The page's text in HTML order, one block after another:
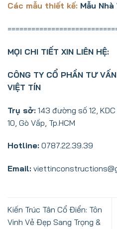
Các mẫu thiết kế: Mẫu
MỌI CHI TIẾT XIN LIÊN HỆ:
CÔNG TY CỔ PHẦN TƯ
VIỆT TÍN
Trụ sở: 143 đường số 12,
10, Gò Vấp, Tp.HCM
Hotline: 0787.22.39.39
Email:
Kiến Trúc Tân Cổ Điển: Tôn
Vinh Vẻ Đẹp Sang Trọng &